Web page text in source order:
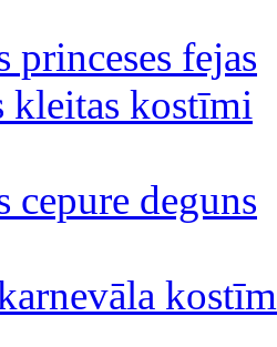
princeses fejas
kleitas kostīmi
cepure deguns